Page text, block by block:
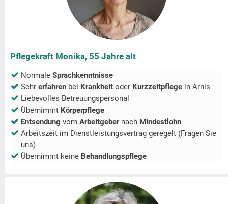
Pflegekraft Monika, 55 Jahre alt
Normale Sprachkenntnisse
Sehr erfahren bei Krankheit oder Kurzzeitpflege in Arnis
Liebevolles Betreuungspersonal
Übernimmt Körperpflege
Entsendung vom Arbeitgeber nach Mindestlohn
Arbeitszeit im Dienstleistungsvertrag geregelt (Fragen Sie
uns)
Übernimmt keine Behandlungspflege